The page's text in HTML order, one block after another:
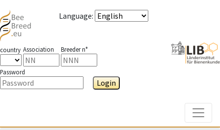
Language:
country Association Breeder n°
Password
Login